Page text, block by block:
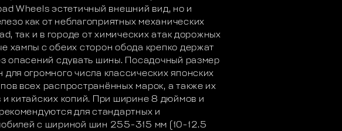
Wheels эстетичный внешний вид, но и
как от неблагоприятных механических
так и в городе от химических атак дорожных
хампы с обеих сторон обода крепко держат
опасений сдувать шины. Посадочный размер
огромного числа классических японских
всех распространённых марок, а также их
и китайских копий. При ширине 8 дюймов и
для стандартных и
с шириной шин 255-315 мм (10-12.5